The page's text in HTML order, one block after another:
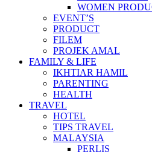
WOMEN
EVENT’S
PRODUCT
FILEM
PROJEK AMAL
FAMILY & LIFE
IKHTIAR HAMIL
PARENTING
HEALTH
TRAVEL
HOTEL
TIPS TRAVEL
MALAYSIA
PERLIS